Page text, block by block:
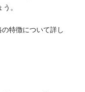
。
特徴について詳し